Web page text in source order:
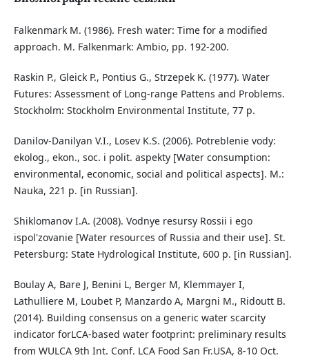
Falkenmark M. (1986). Fresh water: Time for a modified
approach. M. Falkenmark: Ambio, рр. 192-200.
Raskin P., Gleick P., Pontius G., Strzepek K. (1977). Water
Futures: Assessment of Long-range Pattens and Problems.
Stockholm: Stockholm Environmental Institute, 77 р.
Danilov-Danilyan V.I., Losev K.S. (2006). Potreblenie vody:
ekolog., ekon., soc. i polit. aspekty [Water consumption:
environmental, economic, social and political aspects]. M.:
Nauka, 221 p. [in Russian].
Shiklomanov I.A. (2008). Vodnye resursy Rossii i ego
ispol'zovanie [Water resources of Russia and their use]. St.
Petersburg: State Hydrological Institute, 600 p. [in Russian].
Boulay A, Bare J, Benini L, Berger M, Klemmayer I,
Lathulliere M, Loubet P, Manzardo A, Margni M., Ridoutt B.
(2014). Building consensus on a generic water scarcity
indicator forLCA-based water footprint: preliminary results
from WULCA 9th Int. Conf. LCA Food San Fr.USA, 8-10 Oct.